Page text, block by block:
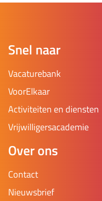
Snel naar
Vacaturebank
VoorElkaar
Activiteiten en diensten
Vrijwilligersacademie
Over ons
Contact
Nieuwsbrief